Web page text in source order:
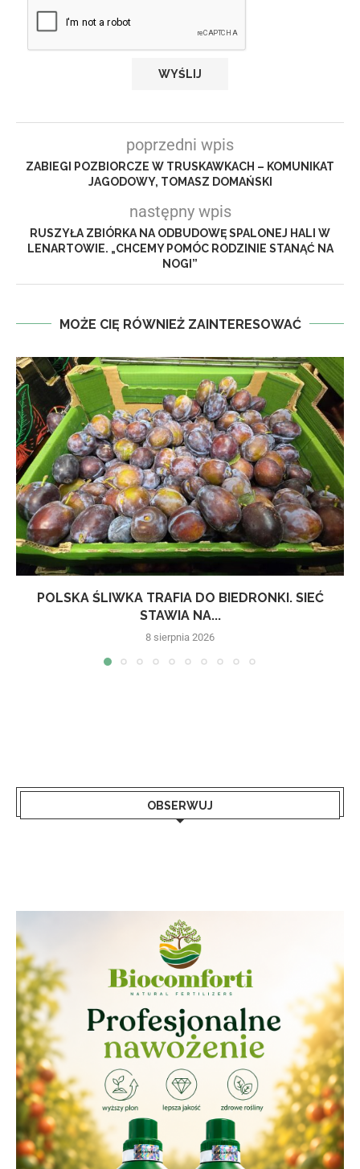
poprzedni wpis
ZABIEGI POZBIORCZE W TRUSKAWKACH – KOMUNIKAT
JAGODOWY, TOMASZ DOMAŃSKI
następny wpis
RUSZYŁA ZBIÓRKA NA ODBUDOWĘ SPALONEJ HALI W
LENARTOWIE. „CHCEMY POMÓC RODZINIE STANĄĆ NA
NOGI”
MOŻE CIĘ RÓWNIEŻ ZAINTERESOWAĆ
POLSKA ŚLIWKA TRAFIA DO BIEDRONKI. SIEĆ
STAWIA NA...
8 sierpnia 2026
OBSERWUJ